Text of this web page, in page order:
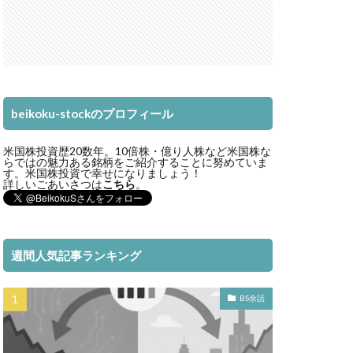
beikoku-stockのプロフィール
米国株投資歴20数年。10倍株・億り人株など米国株な
らではの魅力ある銘柄をご紹介することに努めていま
す。米国株投資で幸せになりましょう！
詳しいごあいさつはこちら。
週間人気記事ランキング
BS余話